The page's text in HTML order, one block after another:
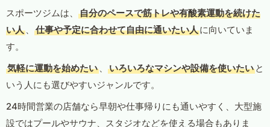
スポーツジムは、
自分のペースで筋トレや有酸素運動を続けた
い人 、 仕事や予定に合わせて自由に通いたい人に向いていま
す。
気軽に運動を始めたい 、 いろいろなマシンや設備を使いたい と
いう人にも選びやすいジャンルです。
24時間営業の店舗なら早朝や仕事帰りにも通いやすく、大型施
設ではプールやサウナ、スタジオなどを使える場合もありま